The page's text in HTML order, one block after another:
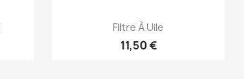
Filtre À Uile
11,50 €
Aperçu rapide